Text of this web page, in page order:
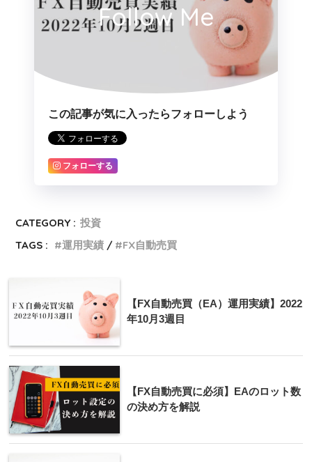
Follow Me
この記事が気に入ったらフォローしよう
フォローする
CATEGORY : 投資
TAGS :
運用実績 FX自動売買
【FX自動売買（EA）運用実績】2022
年10月3週目
【FX自動売買に必須】EAのロット数
の決め方を解説